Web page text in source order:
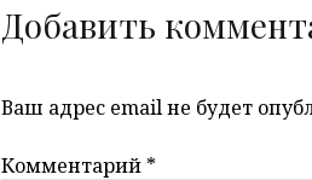
Добавить
Ваш адрес email не будет
Комментарий *